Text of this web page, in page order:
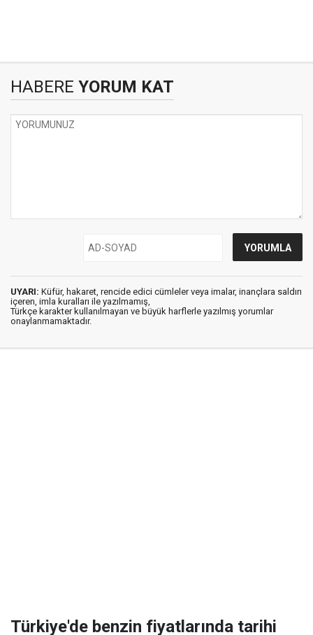
HABERE YORUM KAT
UYARI: Küfür, hakaret, rencide edici cümleler veya imalar, inançlara saldırı
içeren, imla kuralları ile yazılmamış,
Türkçe karakter kullanılmayan ve büyük harflerle yazılmış yorumlar
onaylanmamaktadır.
Türkiye'de benzin fiyatlarında tarihi